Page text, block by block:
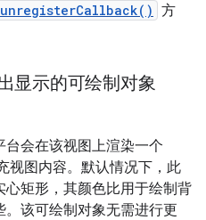
unregisterCallback() 方
显示的可绘制对象
台会在该视图上渲染一个
视图内容。默认情况下，此
矩形，其颜色比用于绘制背
该可绘制对象无需进行更